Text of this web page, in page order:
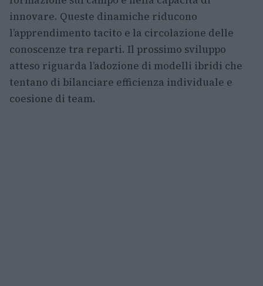
innovare. Queste dinamiche riducono
l’apprendimento tacito e la circolazione delle
conoscenze tra reparti. Il prossimo sviluppo
atteso riguarda l’adozione di modelli ibridi che
tentano di bilanciare efficienza individuale e
coesione di team.